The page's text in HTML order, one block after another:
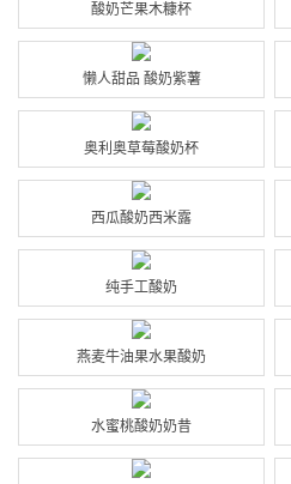
酸奶芒果木糠杯
懒人甜品 酸奶紫薯
奥利奥草莓酸奶杯
西瓜酸奶西米露
纯手工酸奶
燕麦牛油果水果酸奶
水蜜桃酸奶奶昔